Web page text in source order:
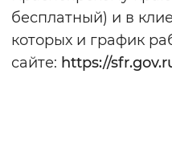
бесплатный) и в
которых и график
сайте: https://